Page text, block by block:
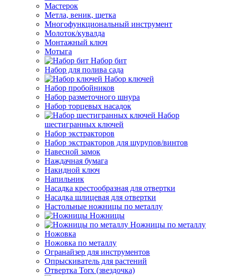
Мастерок
Метла, веник, щетка
Многофункциональный инструмент
Молоток/кувалда
Монтажный ключ
Мотыга
Набор бит
Набор для полива сада
Набор ключей
Набор пробойников
Набор разметочного шнура
Набор торцевых насадок
Набор
шестигранных ключей
Набор экстракторов
Набор экстракторов для шурупов/винтов
Навесной замок
Наждачная бумага
Накидной ключ
Напильник
Насадка крестообразная для отвертки
Насадка шлицевая для отвертки
Настольные ножницы по металлу
Ножницы
Ножницы по металлу
Ножовка
Ножовка по металлу
Огранайзер для инструментов
Опрыскиватель для растений
Отвертка Torx (звездочка)